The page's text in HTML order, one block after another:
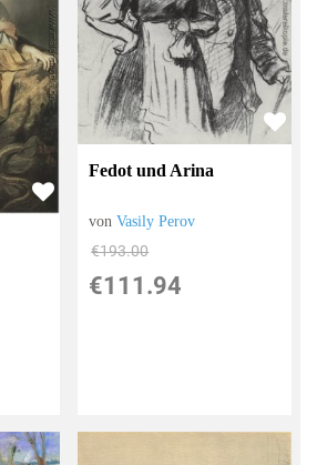
Fedot und Arina
vonVasily Perov
€193.00
€111.94